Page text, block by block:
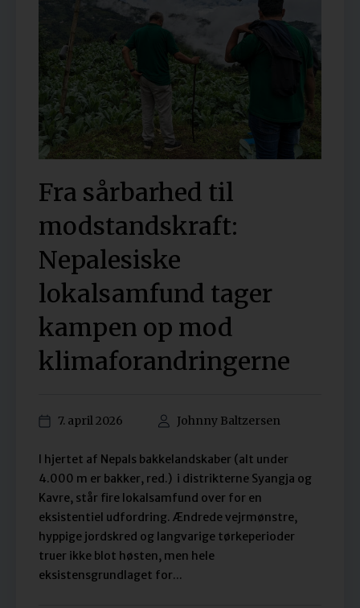
Fra sårbarhed til
modstandskraft:
Nepalesiske
lokalsamfund tager
kampen op mod
klimaforandringerne
7. april 2026 Johnny Baltzersen
I hjertet af Nepals bakkelandskaber (alt under
4.000 m er bakker, red.) i distrikterne Syangja og
Kavre, står fire lokalsamfund over for en
eksistentiel udfordring. Ændrede vejrmønstre,
hyppige jordskred og langvarige tørkeperioder
truer ikke blot høsten, men hele
eksistensgrundlaget for...